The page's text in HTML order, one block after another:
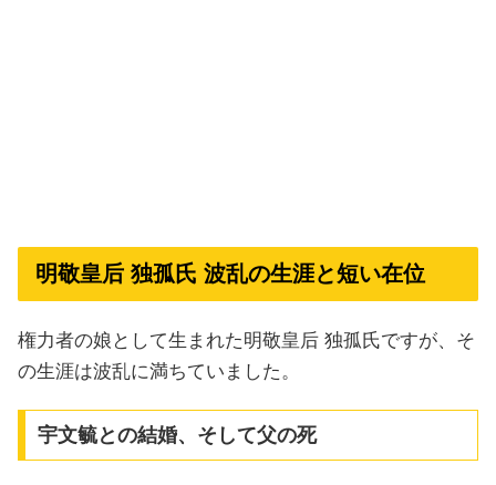
明敬皇后 独孤氏 波乱の生涯と短い在位
権力者の娘として生まれた明敬皇后 独孤氏ですが、そ
の生涯は波乱に満ちていました。
宇文毓との結婚、そして父の死